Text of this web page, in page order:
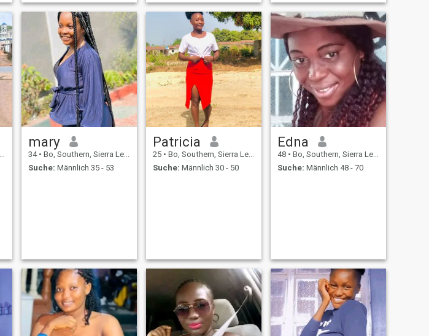
mary
34 • Bo, Southern, Sierra Leone
Suche: Männlich 35 - 53
Patricia
25 • Bo, Southern, Sierra Leone
Suche: Männlich 30 - 50
Edna
48 • Bo, Southern, Sierra Leone
Suche: Männlich 48 - 70